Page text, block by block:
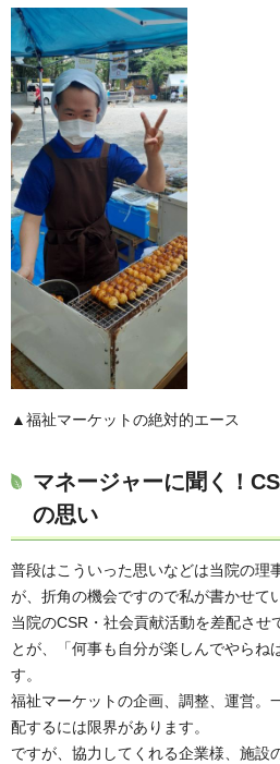
▲福祉マーケットの絶対的エース
マネージャーに聞く！
の思い
普段はこういった思いなどは当院の理
が、折角の機会ですので私が書かせて
当院のCSR・社会貢献活動を差配させ
とが、「何事も自分が楽しんでやらね
す。
福祉マーケットの企画、調整、運営。
配するには限界があります。
ですが、協力してくれる企業様、施設